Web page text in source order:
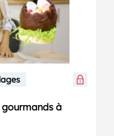
gourmands à